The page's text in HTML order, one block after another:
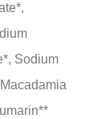
Sodium